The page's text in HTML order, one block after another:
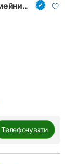
Присяжнюк Елена Александровна, сімейний лікар
Телефонувати